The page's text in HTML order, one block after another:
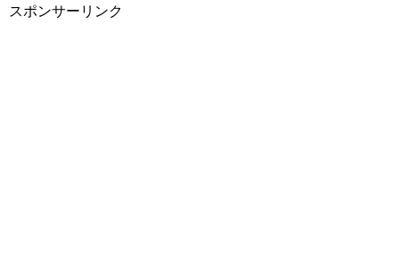
スポンサーリンク